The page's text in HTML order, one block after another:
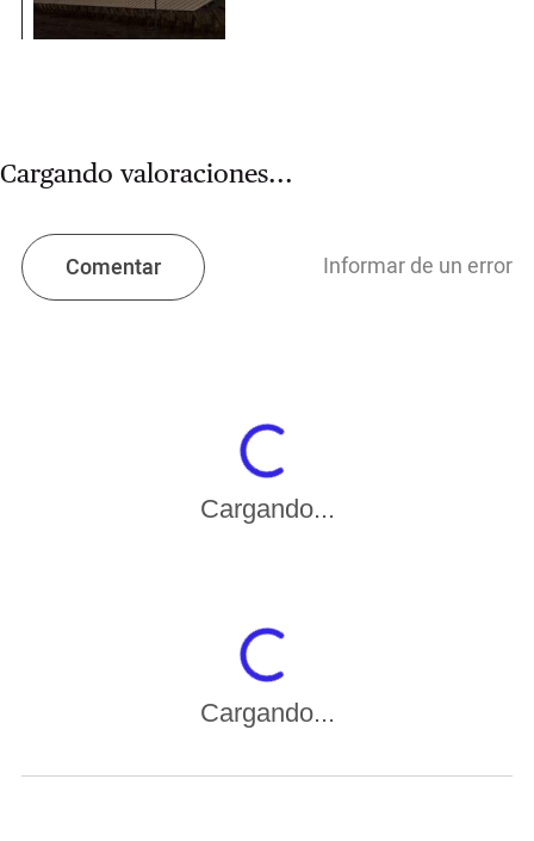
Cargando valoraciones...
Comentar Informar de un error
Cargando...
Cargando...